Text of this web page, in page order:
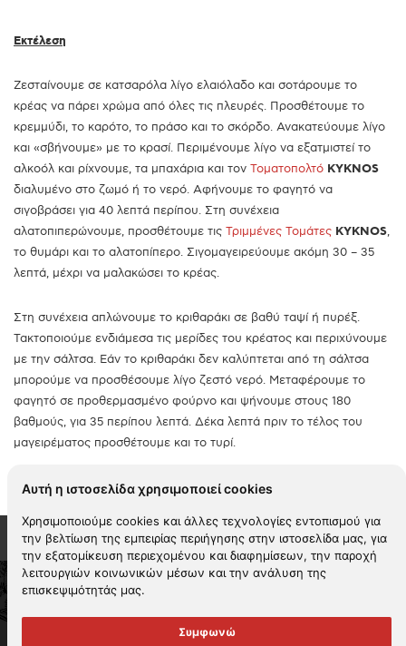
Αυτή η ιστοσελίδα χρησιμοποιεί cookies
Χρησιμοποιούμε cookies και άλλες τεχνολογίες εντοπισμού για
την βελτίωση της εμπειρίας περιήγησης στην ιστοσελίδα μας, για
την εξατομίκευση περιεχομένου και διαφημίσεων, την παροχή
λειτουργιών κοινωνικών μέσων και την ανάλυση της
επισκεψιμότητάς μας.
Συμφωνώ
Εκτέλεση
Ζεσταίνουμε σε κατσαρόλα λίγο ελαιόλαδο και σοτάρουμε το
κρέας να πάρει χρώμα από όλες τις πλευρές. Προσθέτουμε το
κρεμμύδι, το καρότο, το πράσο και το σκόρδο. Ανακατεύουμε λίγο
και «σβήνουμε» με το κρασί. Περιμένουμε λίγο να εξατμιστεί το
αλκοόλ και ρίχνουμε, τα μπαχάρια και τον Τοματοπολτό KYKNOS
διαλυμένο στο ζωμό ή το νερό. Αφήνουμε το φαγητό να
σιγοβράσει για 40 λεπτά περίπου. Στη συνέχεια
αλατοπιπερώνουμε, προσθέτουμε τις Τριμμένες Τομάτες KYKNOS,
το θυμάρι και το αλατοπίπερο. Σιγομαγειρεύουμε ακόμη 30 – 35
λεπτά, μέχρι να μαλακώσει το κρέας.
Στη συνέχεια απλώνουμε το κριθαράκι σε βαθύ ταψί ή πυρέξ.
Τακτοποιούμε ενδιάμεσα τις μερίδες του κρέατος και περιχύνουμε
με την σάλτσα. Εάν το κριθαράκι δεν καλύπτεται από τη σάλτσα
μπορούμε να προσθέσουμε λίγο ζεστό νερό. Μεταφέρουμε το
φαγητό σε προθερμασμένο φούρνο και ψήνουμε στους 180
βαθμούς, για 35 περίπου λεπτά. Δέκα λεπτά πριν το τέλος του
μαγειρέματος προσθέτουμε και το τυρί.
2026 KYKNOS. All rights reserved -
απορρήτου-Πολιτική cookies-Περιβαλλοντική πολιτική
Πολιτική εταιρικής ηθικής